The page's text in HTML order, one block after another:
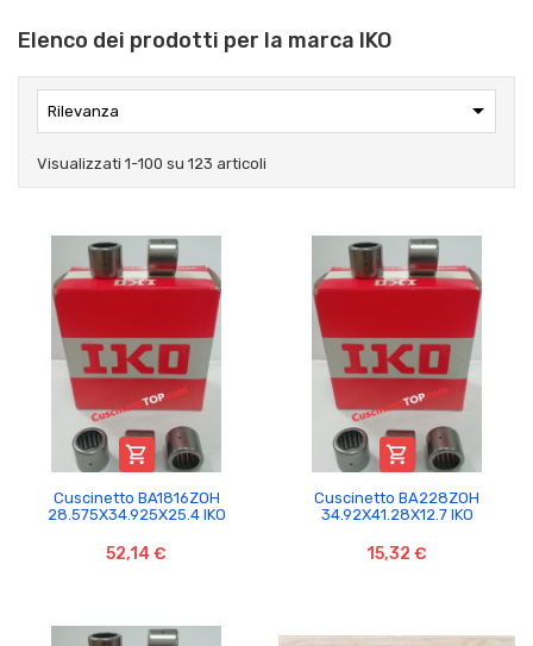
Elenco dei prodotti per la marca IKO
Rilevanza 
Visualizzati 1-100 su 123 articoli

Cuscinetto BA1816ZOH
28.575X34.925X25.4 IKO
52,14 €

Cuscinetto BA228ZOH
34.92X41.28X12.7 IKO
15,32 €